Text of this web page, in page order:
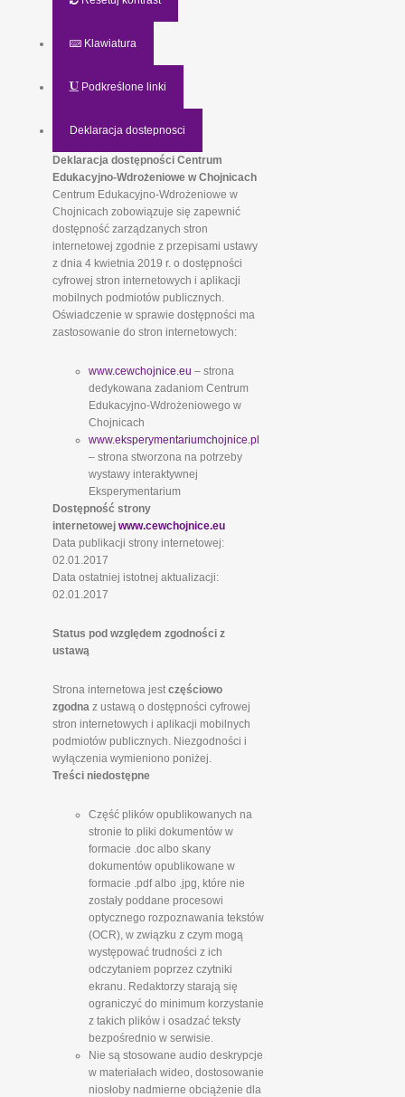
Klawiatura
Podkreślone linki
Deklaracja dostepnosci
Deklaracja dostępności Centrum
Edukacyjno-Wdrożeniowe w Chojnicach
Centrum Edukacyjno-Wdrożeniowe w
Chojnicach zobowiązuje się zapewnić
dostępność zarządzanych stron
internetowej zgodnie z przepisami ustawy
z dnia 4 kwietnia 2019 r. o dostępności
cyfrowej stron internetowych i aplikacji
mobilnych podmiotów publicznych.
Oświadczenie w sprawie dostępności ma
zastosowanie do stron internetowych:
www.cewchojnice.eu – strona
dedykowana zadaniom Centrum
Edukacyjno-Wdrożeniowego w
Chojnicach
www.eksperymentariumchojnice.pl
– strona stworzona na potrzeby
wystawy interaktywnej
Eksperymentarium
Dostępność strony
internetowej www.cewchojnice.eu
Data publikacji strony internetowej:
02.01.2017
Data ostatniej istotnej aktualizacji:
02.01.2017
Status pod względem zgodności z
ustawą
Strona internetowa jestczęściowo
zgodnaz ustawą o dostępności cyfrowej
stron internetowych i aplikacji mobilnych
podmiotów publicznych. Niezgodności i
wyłączenia wymieniono poniżej.
Treści niedostępne
Część plików opublikowanych na
stronie to pliki dokumentów w
formacie .doc albo skany
dokumentów opublikowane w
formacie .pdf albo .jpg, które nie
zostały poddane procesowi
optycznego rozpoznawania tekstów
(OCR), w związku z czym mogą
występować trudności z ich
odczytaniem poprzez czytniki
ekranu. Redaktorzy starają się
ograniczyć do minimum korzystanie
z takich plików i osadzać teksty
bezpośrednio w serwisie.
Nie są stosowane audio deskrypcje
w materiałach wideo, dostosowanie
niosłoby nadmierne obciążenie dla